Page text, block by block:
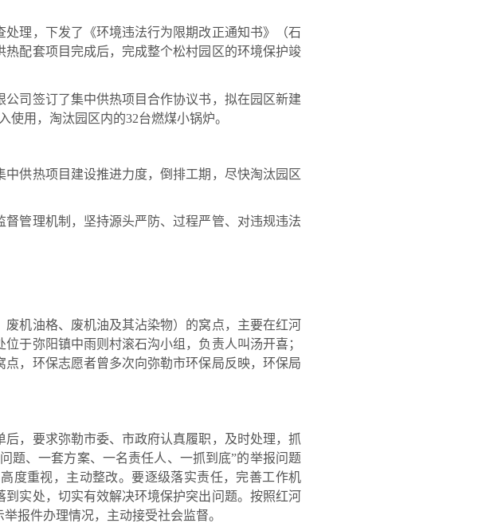
理，下发了《环境违法行为限期改正通知书》（石
配套项目完成后，完成整个松村园区的环境保护竣
司签订了集中供热项目合作协议书，拟在园区新建
使用，淘汰园区内的32台燃煤小锅炉。
供热项目建设推进力度，倒排工期，尽快淘汰园区
管理机制，坚持源头严防、过程严管、对违规违法
机油格、废机油及其沾染物）的窝点，主要在红河
于弥阳镇中雨则村滚石沟小组，负责人叫汤开喜；
，环保志愿者曾多次向弥勒市环保局反映，环保局
，要求弥勒市委、市政府认真履职，及时处理，抓
题、一套方案、一名责任人、一抓到底”的举报问题
度重视，主动整改。要逐级落实责任，完善工作机
实处，切实有效解决环境保护突出问题。按照红河
报件办理情况，主动接受社会监督。